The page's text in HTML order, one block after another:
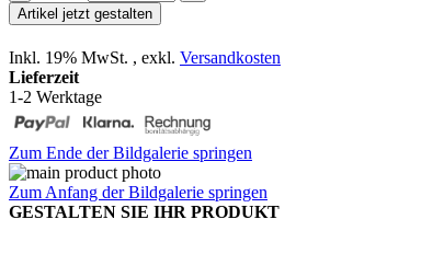
Artikel jetzt gestalten
Inkl. 19% MwSt. , exkl. Versandkosten
Lieferzeit
1-2 Werktage
Zum Ende der Bildgalerie springen
Zum Anfang der Bildgalerie springen
GESTALTEN SIE IHR PRODUKT